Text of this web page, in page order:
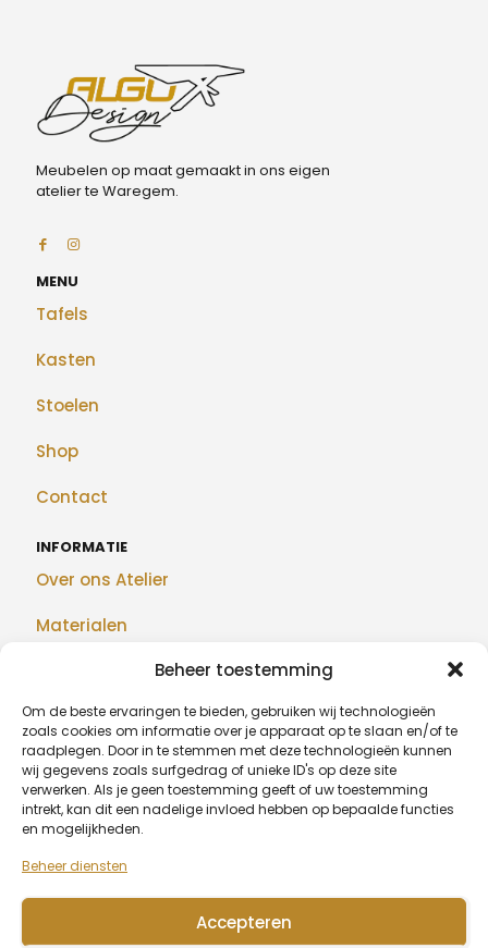
Beheer toestemming
Om de beste ervaringen te bieden, gebruiken wij technologieën
zoals cookies om informatie over je apparaat op te slaan en/of te
raadplegen. Door in te stemmen met deze technologieën kunnen
wij gegevens zoals surfgedrag of unieke ID's op deze site
verwerken. Als je geen toestemming geeft of uw toestemming
intrekt, kan dit een nadelige invloed hebben op bepaalde functies
en mogelijkheden.
Beheer diensten
Accepteren
Meubelen op maat gemaakt in ons eigen
atelier te Waregem.
MENU
Tafels
Kasten
Stoelen
Shop
Contact
INFORMATIE
Over ons Atelier
Materialen
Realisaties
Blog